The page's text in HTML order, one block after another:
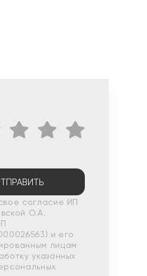
согласие ИП
О.А.
и его
лицам
указанных